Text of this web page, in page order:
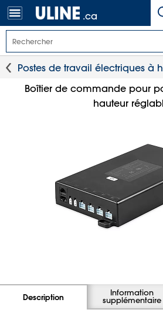
.ca
Postes de travail électriques à
Boîtier de commande pour
hauteur
Description Information
supplémentaire